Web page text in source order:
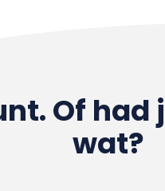
Of had
wat?